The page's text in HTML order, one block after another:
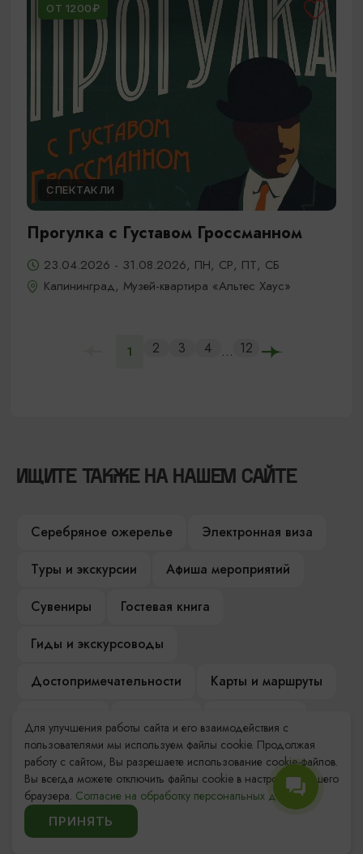
ОТ 1200₽
СПЕКТАКЛИ
Прогулка с Густавом Гроссманном
23.04.2026 - 31.08.2026, ПН, СР, ПТ, СБ
Калининград, Музей-квартира «Альтес Хаус»
1 2 3 4 ... 12
ИЩИТЕ ТАКЖЕ НА НАШЕМ САЙТЕ
Серебряное ожерелье
Электронная виза
Туры и экскурсии
Афиша мероприятий
Сувениры
Гостевая книга
Гиды и экскурсоводы
Достопримечательности
Карты и маршруты
Компас Балтийской кухни
Настоящий Калининградец
Музеи
Для улучшения работы сайта и его взаимодействия с
пользователями мы используем файлы cookie. Продолжая
работу с сайтом, Вы разрешаете использование cookie-файлов.
Вы всегда можете отключить файлы cookie в настройках Вашего
браузера. Согласие на обработку персональных данных.
ПРИНЯТЬ